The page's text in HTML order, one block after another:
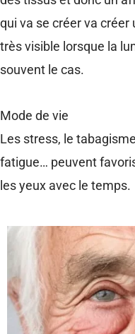
qui va se créer va
très visible lorsque la
souvent le cas.
Mode de vie
Les stress, le
fatigue… peuvent
les yeux avec le temps.